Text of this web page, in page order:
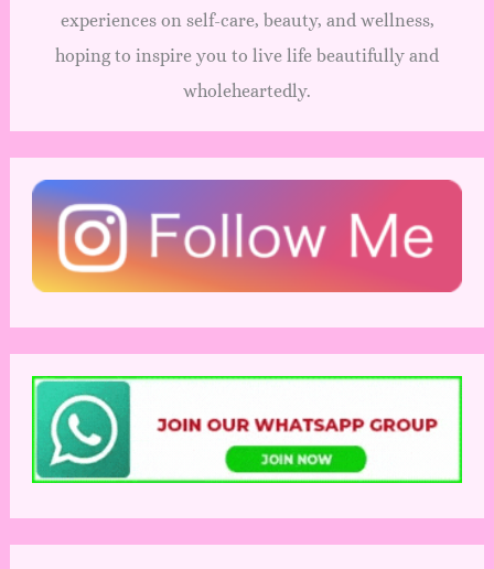
experiences on self-care, beauty, and wellness,
hoping to inspire you to live life beautifully and
wholeheartedly.